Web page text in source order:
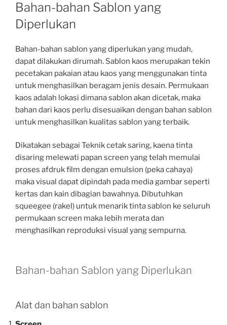
ON
Bahan-bahan Sablon yang
Diperlukan
Bahan-bahan sablon yang diperlukan yang mudah,
dapat dilakukan dirumah. Sablon kaos merupakan tekin
pecetakan pakaian atau kaos yang menggunakan tinta
untuk menghasilkan beragam jenis desain. Permukaan
kaos adalah lokasi dimana sablon akan dicetak, maka
bahan dari kaos perlu disesuaikan dengan bahan sablon
untuk menghasilkan kualitas sablon yang terbaik.
Dikatakan sebagai Teknik cetak saring, kaena tinta
disaring melewati papan screen yang telah memulai
proses afdruk film dengan emulsion (peka cahaya)
maka visual dapat dipindah pada media gambar seperti
kertas dan kain dibagian bawahnya. Dibutuhkan
squeegee (rakel) untuk menarik tinta sablon ke seluruh
permukaan screen maka lebih merata dan
menghasilkan reproduksi visual yang sempurna.
Bahan-bahan Sablon yang Diperlukan
Alat dan bahan sablon